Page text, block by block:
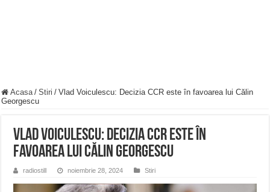
Acasa / Stiri / Vlad Voiculescu: Decizia CCR este în favoarea lui Călin
Georgescu
Vlad Voiculescu: Decizia CCR este în
favoarea lui Călin Georgescu
radiostill noiembrie 28, 2024 Stiri